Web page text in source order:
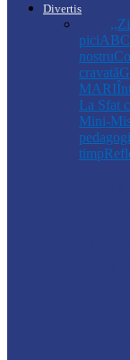
Divertis
pici
nostru
cravată
MARI
La Sfat
Mini-
timp